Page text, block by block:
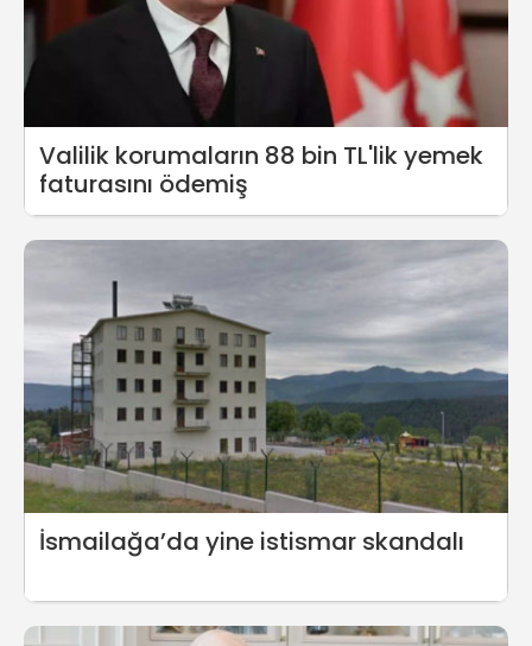
Valilik korumaların 88 bin TL'lik yemek
faturasını ödemiş
İsmailağa’da yine istismar skandalı